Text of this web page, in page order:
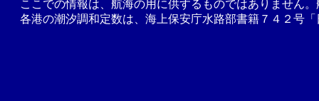
ここでの情報は、航海の用に供するものではありません
各港の潮汐調和定数は、海上保安庁水路部書籍７４２号